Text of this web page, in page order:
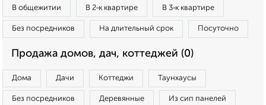
В общежитии В 2‑к квартире В 3‑к квартире
Без посредников На длительный срок Посуточно
Продажа домов, дач, коттеджей (0)
Дома Дачи Коттеджи Таунхаусы
Без посредников Деревянные Из сип панелей